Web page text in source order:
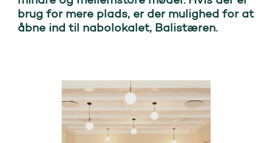
brug for mere plads, er der mulighed for at
åbne ind til nabolokalet, Balistæren.